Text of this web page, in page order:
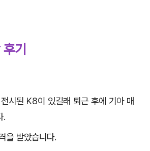
기
시된 K8이 있길래 퇴근 후에 기아 매
.
을 받았습니다.